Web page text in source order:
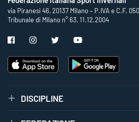
via Piranesi 46, 20137 Milano – P.IVA e C.F.
Tribunale di Milano n° 63, 11.12.2004
DISCIPLINE